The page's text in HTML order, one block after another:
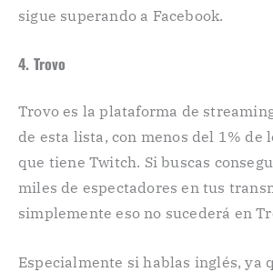
sigue superando a Facebook.
4. Trovo
Trovo es la plataforma de
de esta lista, con menos del 1% de
que tiene Twitch. Si buscas
miles de espectadores en tus
simplemente eso no sucederá en
Especialmente si hablas inglés, ya